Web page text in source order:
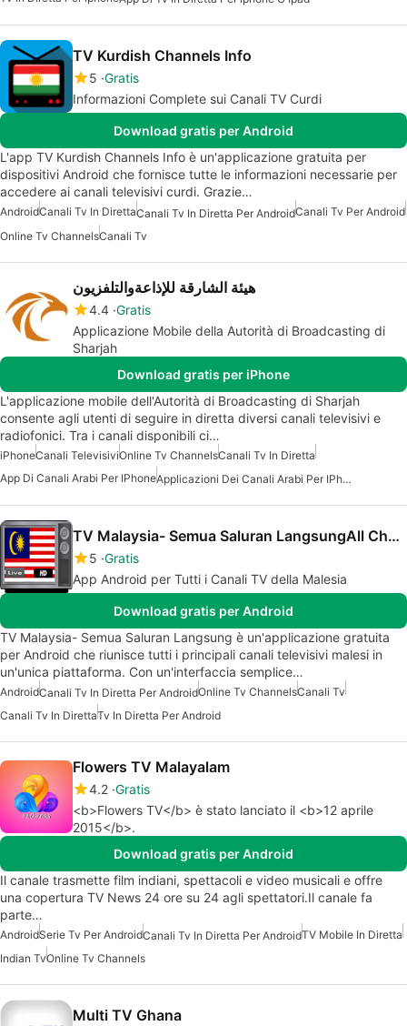
TV Kurdish Channels Info
5 Gratis
Informazioni Complete sui Canali TV Curdi
Download gratis per Android
L'app TV Kurdish Channels Info è un'applicazione gratuita per
dispositivi Android che fornisce tutte le informazioni necessarie per
accedere ai canali televisivi curdi. Grazie…
AndroidCanali Tv In DirettaCanali Tv In Diretta Per AndroidCanali Tv Per Android
Online Tv ChannelsCanali Tv
هيئة الشارقة للإذاعةوالتلفزيون
4.4 Gratis
Applicazione Mobile della Autorità di Broadcasting di
Sharjah
Download gratis per iPhone
L'applicazione mobile dell'Autorità di Broadcasting di Sharjah
consente agli utenti di seguire in diretta diversi canali televisivi e
radiofonici. Tra i canali disponibili ci…
iPhoneCanali TelevisiviOnline Tv ChannelsCanali Tv In Diretta
App Di Canali Arabi Per IPhone
Applicazioni Dei Canali Arabi Per IPhone O IPad
TV Malaysia- Semua Saluran LangsungAll Channels
5 Gratis
App Android per Tutti i Canali TV della Malesia
Download gratis per Android
TV Malaysia- Semua Saluran Langsung è un'applicazione gratuita
per Android che riunisce tutti i principali canali televisivi malesi in
un'unica piattaforma. Con un'interfaccia semplice…
AndroidCanali Tv In Diretta Per AndroidOnline Tv ChannelsCanali Tv
Canali Tv In DirettaTv In Diretta Per Android
Flowers TV Malayalam
4.2 Gratis
<b>Flowers TV</b> è stato lanciato il <b>12 aprile
2015</b>.
Download gratis per Android
Il canale trasmette film indiani, spettacoli e video musicali e offre
una copertura TV News 24 ore su 24 agli spettatori.Il canale fa
parte…
AndroidSerie Tv Per AndroidCanali Tv In Diretta Per AndroidTV Mobile In Diretta
Indian TvOnline Tv Channels
Multi TV Ghana